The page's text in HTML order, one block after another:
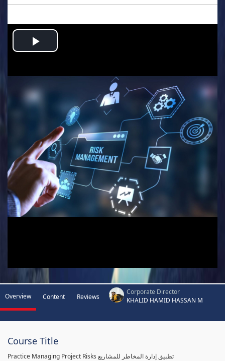
Play
Video
Overview Content Reviews
Corporate Director
KHALID HAMID HASSAN M
Course Title
Practice Managing Project Risks تطبيق إدارة المخاطر للمشاريع